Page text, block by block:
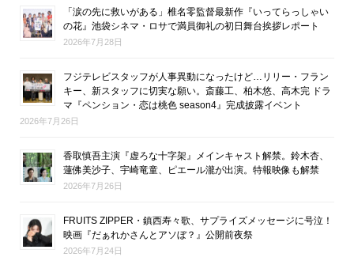
「涙の先に救いがある」椎名零監督最新作『いってらっしゃい
の花』池袋シネマ・ロサで満員御礼の初日舞台挨拶レポート
2026年7月28日
フジテレビスタッフが人事異動になったけど…リリー・フラン
キー、新スタッフに切実な願い。斎藤工、柏木悠、高木完 ドラ
マ『ペンション・恋は桃色 season4』完成披露イベント
2026年7月26日
香取慎吾主演『虚ろな十字架』メインキャスト解禁。鈴木杏、
蓮佛美沙子、宇崎竜童、ピエール瀧が出演。特報映像も解禁
2026年7月26日
FRUITS ZIPPER・鎮西寿々歌、サプライズメッセージに号泣！
映画『だぁれかさんとアソぼ？』公開前夜祭
2026年7月24日